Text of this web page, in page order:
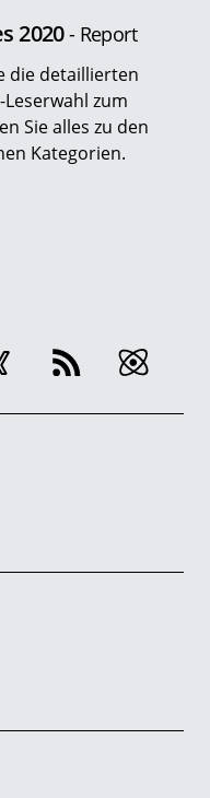
2020- Report
die detaillierten
zum
Sie alles zu den
Kategorien.